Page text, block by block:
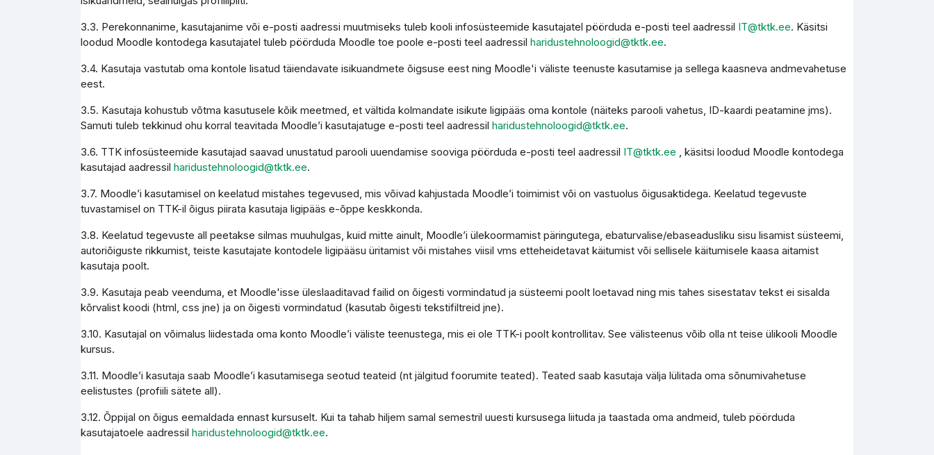
3.3. Perekonnanime, kasutajanime või e-posti aadressi muutmiseks tuleb kooli infosüsteemide kasutajatel pöörduda e-posti teel aadressil IT@tktk.ee. Käsitsi
loodud Moodle kontodega kasutajatel tuleb pöörduda Moodle toe poole e-posti teel aadressil haridustehnoloogid@tktk.ee.
3.4. Kasutaja vastutab oma kontole lisatud täiendavate isikuandmete õigsuse eest ning Moodle'i väliste teenuste kasutamise ja sellega kaasneva andmevahetuse
eest.
3.5. Kasutaja kohustub võtma kasutusele kõik meetmed, et vältida kolmandate isikute ligipääs oma kontole (näiteks parooli vahetus, ID-kaardi peatamine jms).
Samuti tuleb tekkinud ohu korral teavitada Moodle’i kasutajatuge e-posti teel aadressil haridustehnoloogid@tktk.ee.
3.6. TTK infosüsteemide kasutajad saavad unustatud parooli uuendamise sooviga pöörduda e-posti teel aadressil IT@tktk.ee , käsitsi loodud Moodle kontodega
kasutajad aadressil haridustehnoloogid@tktk.ee.
3.7. Moodle’i kasutamisel on keelatud mistahes tegevused, mis võivad kahjustada Moodle’i toimimist või on vastuolus õigusaktidega. Keelatud tegevuste
tuvastamisel on TTK-il õigus piirata kasutaja ligipääs e-õppe keskkonda.
3.8. Keelatud tegevuste all peetakse silmas muuhulgas, kuid mitte ainult, Moodle’i ülekoormamist päringutega, ebaturvalise/ebaseadusliku sisu lisamist süsteemi,
autoriõiguste rikkumist, teiste kasutajate kontodele ligipääsu üritamist või mistahes viisil vms etteheidetavat käitumist või sellisele käitumisele kaasa aitamist
kasutaja poolt.
3.9. Kasutaja peab veenduma, et Moodle'isse üleslaaditavad failid on õigesti vormindatud ja süsteemi poolt loetavad ning mis tahes sisestatav tekst ei sisalda
kõrvalist koodi (html, css jne) ja on õigesti vormindatud (kasutab õigesti tekstifiltreid jne).
3.10. Kasutajal on võimalus liidestada oma konto Moodle’i väliste teenustega, mis ei ole TTK-i poolt kontrollitav. See välisteenus võib olla nt teise ülikooli Moodle
kursus.
3.11. Moodle’i kasutaja saab Moodle’i kasutamisega seotud teateid (nt jälgitud foorumite teated). Teated saab kasutaja välja lülitada oma sõnumivahetuse
eelistustes (profiili sätete all).
3.12. Õppijal on õigus eemaldada ennast kursuselt. Kui ta tahab hiljem samal semestril uuesti kursusega liituda ja taastada oma andmeid, tuleb pöörduda
kasutajatoele aadressil haridustehnoloogid@tktk.ee.